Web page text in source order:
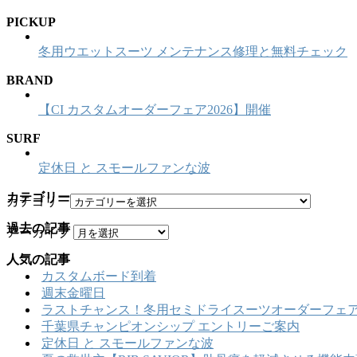
PICKUP
冬用ウエットスーツ メンテナンス修理と無料チェック
BRAND
【CI カスタムオーダーフェア2026】開催
SURF
定休日 と スモールファンな波
カテゴリー
カテゴリー
過去の記事
アーカイブ
人気の記事
カスタムボード到着
週末金曜日
ラストチャンス！冬用セミドライスーツオーダーフェ
千葉県チャンピオンシップ エントリーご案内
定休日 と スモールファンな波